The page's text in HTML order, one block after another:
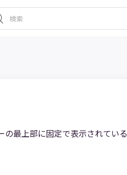
の最上部に固定で表示されている